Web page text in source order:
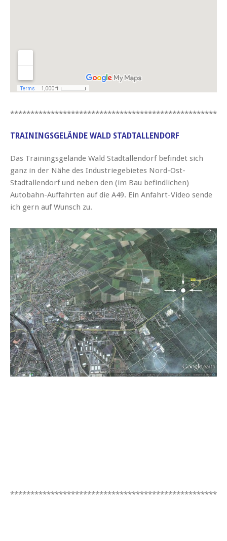
TRAININGSGELÄNDE WALD STADTALLENDORF
Das Trainingsgelände Wald Stadtallendorf befindet sich
ganz in der Nähe des Industriegebietes Nord-Ost-
Stadtallendorf und neben den (im Bau befindlichen)
Autobahn-Auffahrten auf die A49. Ein Anfahrt-Video sende
ich gern auf Wunsch zu.